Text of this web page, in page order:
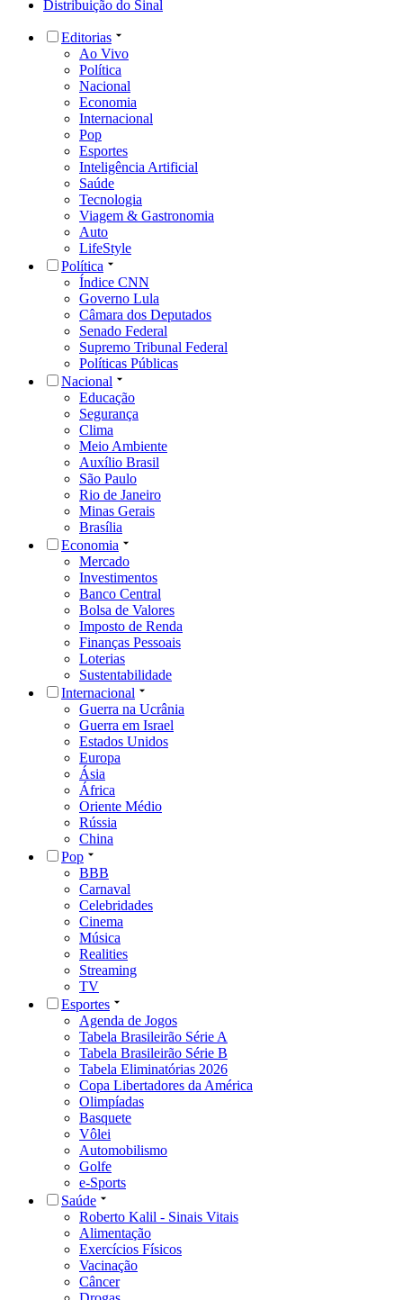
Distribuição do Sinal
Editorias
Ao Vivo
Política
Nacional
Economia
Internacional
Pop
Esportes
Inteligência Artificial
Saúde
Tecnologia
Viagem & Gastronomia
Auto
LifeStyle
Política
Índice CNN
Governo Lula
Câmara dos Deputados
Senado Federal
Supremo Tribunal Federal
Políticas Públicas
Nacional
Educação
Segurança
Clima
Meio Ambiente
Auxílio Brasil
São Paulo
Rio de Janeiro
Minas Gerais
Brasília
Economia
Mercado
Investimentos
Banco Central
Bolsa de Valores
Imposto de Renda
Finanças Pessoais
Loterias
Sustentabilidade
Internacional
Guerra na Ucrânia
Guerra em Israel
Estados Unidos
Europa
Ásia
África
Oriente Médio
Rússia
China
Pop
BBB
Carnaval
Celebridades
Cinema
Música
Realities
Streaming
TV
Esportes
Agenda de Jogos
Tabela Brasileirão Série A
Tabela Brasileirão Série B
Tabela Eliminatórias 2026
Copa Libertadores da América
Olimpíadas
Basquete
Vôlei
Automobilismo
Golfe
e-Sports
Saúde
Roberto Kalil - Sinais Vitais
Alimentação
Exercícios Físicos
Vacinação
Câncer